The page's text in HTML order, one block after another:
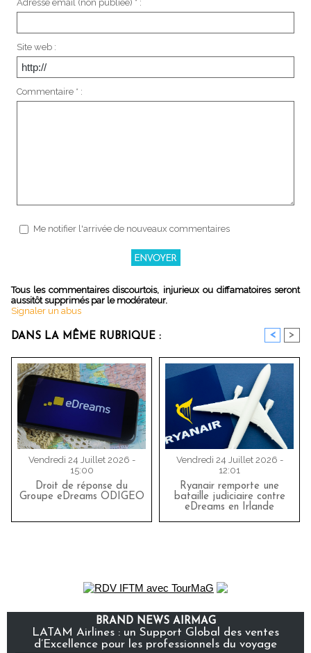
Adresse email (non publiée) * :
Site web :
Commentaire * :
Me notifier l'arrivée de nouveaux commentaires
Tous les commentaires discourtois, injurieux ou diffamatoires seront
aussitôt supprimés par le modérateur.
Signaler un abus
DANS LA MÊME RUBRIQUE : < >
Vendredi 24 Juillet 2026 -
15:00
Droit de réponse du
Groupe eDreams ODIGEO
Vendredi 24 Juillet 2026 -
12:01
Ryanair remporte une
bataille judiciaire contre
eDreams en Irlande
BRAND NEWS AIRMAG
LATAM Airlines : un Support Global des ventes
d’Excellence pour les professionnels du voyage